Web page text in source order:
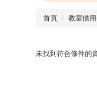
首頁 教室借
未找到符合條件的